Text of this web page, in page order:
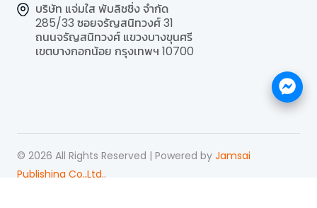
บริษัท แจ่มใส พับลิชชิ่ง จำกัด
285/33 ซอยจรัญสนิทวงศ์ 31
ถนนจรัญสนิทวงศ์ แขวงบางขุนศรี
เขตบางกอกน้อย กรุงเทพฯ 10700
© 2026 All Rights Reserved | Powered by Jamsai
Publishing Co.,Ltd..